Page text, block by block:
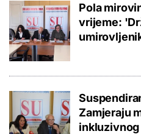
Pola
vrijeme:
Zamjeraju